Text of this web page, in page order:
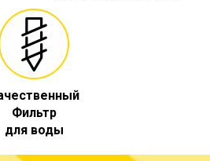
Фильтр
для воды